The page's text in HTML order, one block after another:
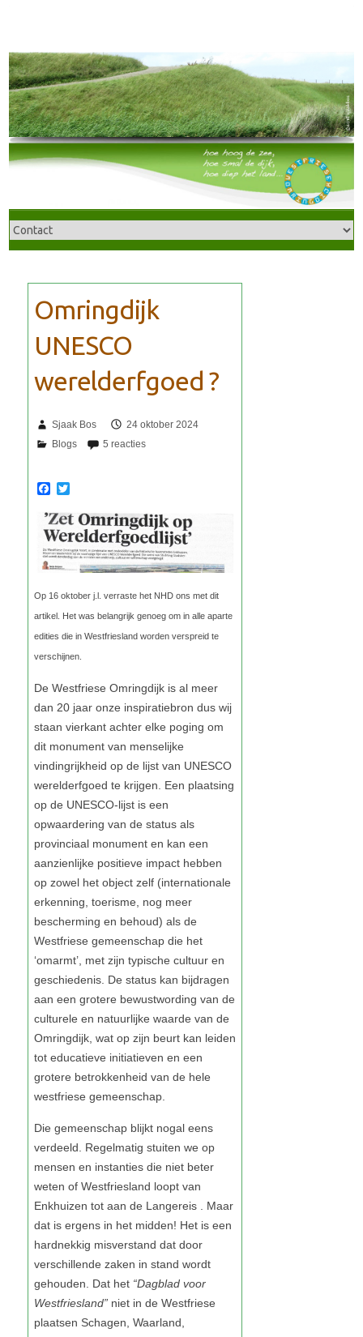
Sjaak Bos 24 oktober 2024
F
c
e
b
o
o
T
i
t
t
e
r
Op 16 oktober j.l. verraste het NHD ons met dit
artikel. Het was belangrijk genoeg om in alle aparte
edities die in Westfriesland worden verspreid te
verschijnen.
“Dagblad voor
Westfriesland”